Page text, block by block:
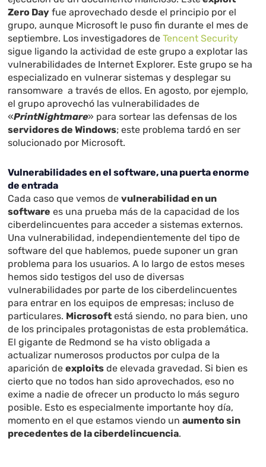
Zero Day fue aprovechado desde el principio por el
grupo, aunque Microsoft le puso fin durante el mes de
septiembre. Los investigadores deTencent Security
sigue ligando la actividad de este grupo a explotar las
vulnerabilidades de Internet Explorer. Este grupo se ha
especializado en vulnerar sistemas y desplegar su
ransomware a través de ellos. En agosto, por ejemplo,
el grupo aprovechó las vulnerabilidades de
«PrintNightmare» para sortear las defensas de los
servidores de Windows; este problema tardó en ser
solucionado por Microsoft.
Vulnerabilidades en el software, una puerta enorme
de entrada
Cada caso que vemos devulnerabilidad en un
software es una prueba más de la capacidad de los
ciberdelincuentes para acceder a sistemas externos.
Una vulnerabilidad, independientemente del tipo de
software del que hablemos, puede suponer un gran
problema para los usuarios. A lo largo de estos meses
hemos sido testigos del uso de diversas
vulnerabilidades por parte de los ciberdelincuentes
para entrar en los equipos de empresas; incluso de
particulares. Microsoft está siendo, no para bien, uno
de los principales protagonistas de esta problemática.
El gigante de Redmond se ha visto obligada a
actualizar numerosos productos por culpa de la
aparición deexploits de elevada gravedad. Si bien es
cierto que no todos han sido aprovechados, eso no
exime a nadie de ofrecer un producto lo más seguro
posible. Esto es especialmente importante hoy día,
momento en el que estamos viendo unaumento sin
precedentes de la ciberdelincuencia.